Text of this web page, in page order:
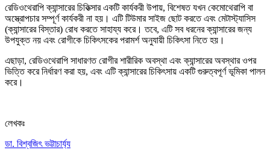
রেডিওথেরাপি ক্যান্সারের চিকিত্সার একটি কার্যকরী উপায়, বিশেষত যখন কেমোথেরাপি বা
অস্ত্রোপচার সম্পূর্ণ কার্যকরী না হয়। এটি টিউমার সাইজ ছোট করতে এবং মেটাস্ট্যাসিস
(ক্যান্সারের বিস্তার) রোধ করতে সাহায্য করে। তবে, এটি সব ধরনের ক্যান্সারের জন্য
উপযুক্ত নয় এবং রোগীকে চিকিৎসকের পরামর্শ অনুযায়ী চিকিৎসা নিতে হয়।
এছাড়া, রেডিওথেরাপি সাধারণত রোগীর শারীরিক অবস্থা এবং ক্যান্সারের অবস্থার ওপর
ভিত্তি করে নির্ধারণ করা হয়, এবং এটি ক্যান্সারের চিকিৎসায় একটি গুরুত্বপূর্ণ ভূমিকা পালন
করে।
লেখকঃ
ডা. বিশ্বজিৎ ভট্টাচার্য্য